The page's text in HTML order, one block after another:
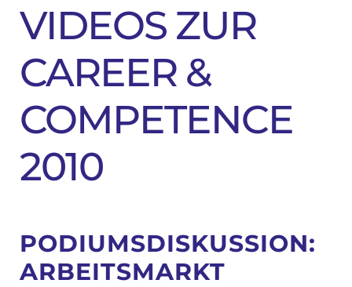
VIDEOS ZUR
CAREER &
COMPETENCE
2010
PODIUMSDISKUSSION:
ARBEITSMARKT